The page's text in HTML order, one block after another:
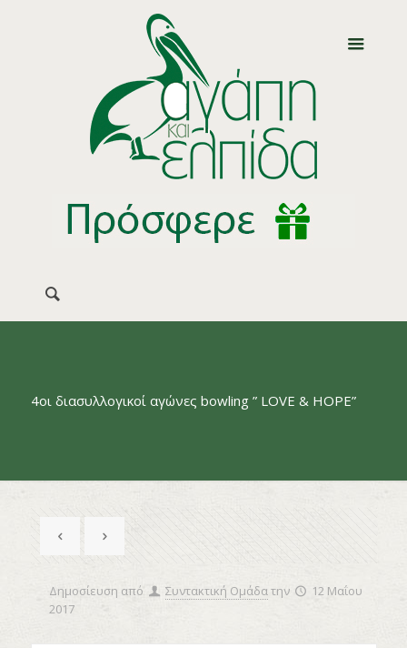
4οι διασυλλογικοί αγώνες bowling ” LOVE & HOPE”
Δημοσίευση από Συντακτική Ομάδατην
12 Μαΐου
2017